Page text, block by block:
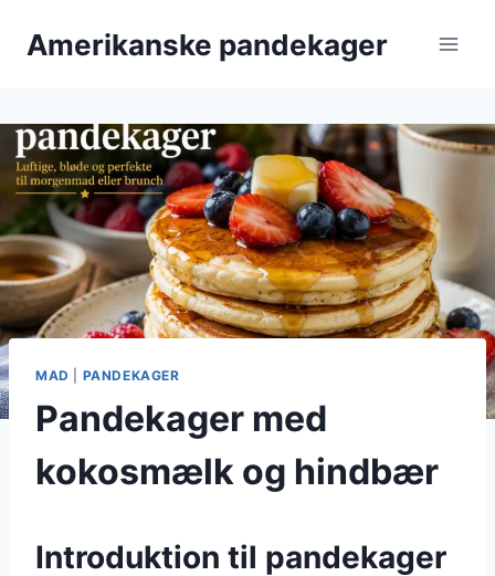
Amerikanske pandekager
MAD PANDEKAGER
Pandekager med
kokosmælk og hindbær
Introduktion til pandekager